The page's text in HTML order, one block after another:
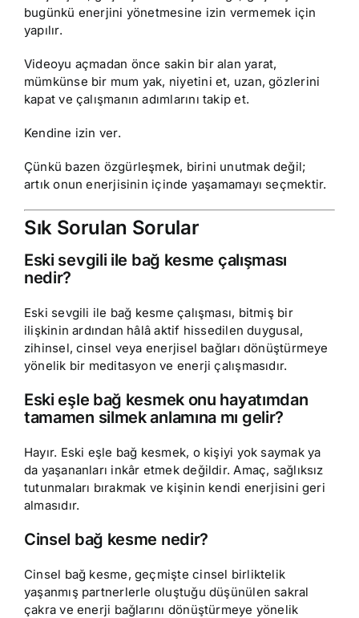
bugünkü enerjini yönetmesine izin vermemek için
yapılır.
Videoyu açmadan önce sakin bir alan yarat,
mümkünse bir mum yak, niyetini et, uzan, gözlerini
kapat ve çalışmanın adımlarını takip et.
Kendine izin ver.
Çünkü bazen özgürleşmek, birini unutmak değil;
artık onun enerjisinin içinde yaşamamayı seçmektir.
Sık Sorulan Sorular
Eski sevgili ile bağ kesme çalışması
nedir?
Eski sevgili ile bağ kesme çalışması, bitmiş bir
ilişkinin ardından hâlâ aktif hissedilen duygusal,
zihinsel, cinsel veya enerjisel bağları dönüştürmeye
yönelik bir meditasyon ve enerji çalışmasıdır.
Eski eşle bağ kesmek onu hayatımdan
tamamen silmek anlamına mı gelir?
Hayır. Eski eşle bağ kesmek, o kişiyi yok saymak ya
da yaşananları inkâr etmek değildir. Amaç, sağlıksız
tutunmaları bırakmak ve kişinin kendi enerjisini geri
almasıdır.
Cinsel bağ kesme nedir?
Cinsel bağ kesme, geçmişte cinsel birliktelik
yaşanmış partnerlerle oluştuğu düşünülen sakral
çakra ve enerji bağlarını dönüştürmeye yönelik